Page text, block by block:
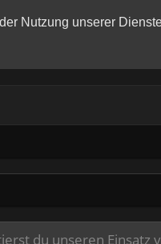
Nutzung unserer
du unseren Einsatz